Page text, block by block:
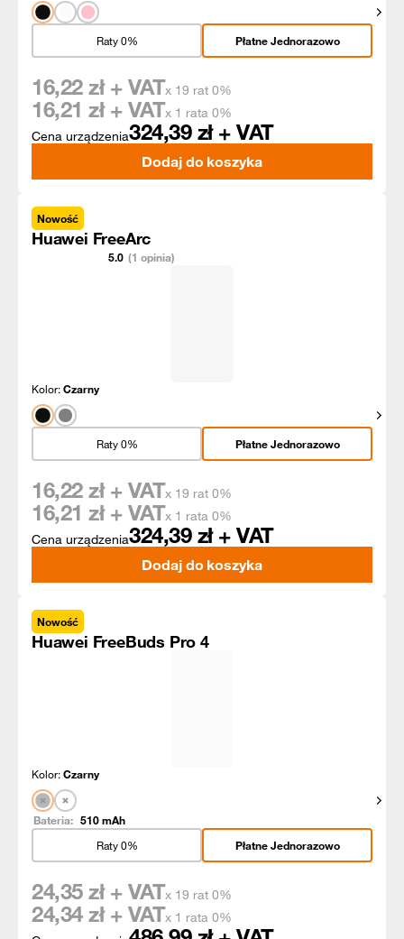
Płatne Jednorazowo
Raty 0%
Cena urządzenia324,39 zł + VAT
16,22 zł + VATx 19 rat 0%
16,21 zł + VATx 1 rata 0%
Dodaj do koszyka
Nowość
Huawei FreeArc
5.0 (1 opinia)
Kolor:Czarny
Płatne Jednorazowo
Raty 0%
Cena urządzenia324,39 zł + VAT
16,22 zł + VATx 19 rat 0%
16,21 zł + VATx 1 rata 0%
Dodaj do koszyka
Nowość
Huawei FreeBuds Pro 4
Kolor:Czarny
Bateria: 510mAh
Płatne Jednorazowo
Raty 0%
24,35 zł + VATx 19 rat 0%
24,34 zł + VATx 1 rata 0%